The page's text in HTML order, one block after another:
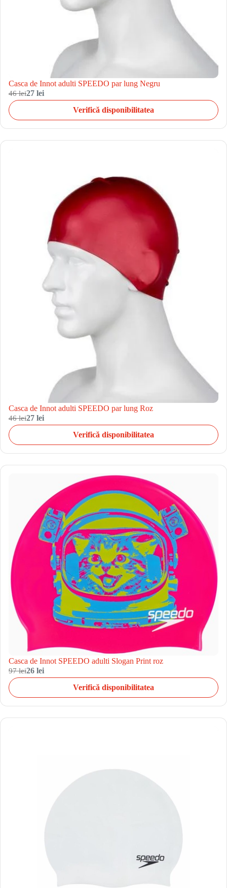
Casca de Innot adulti SPEEDO par lung Negru
46 lei27 lei
Verifică disponibilitatea
Casca de Innot adulti SPEEDO par lung Roz
46 lei27 lei
Verifică disponibilitatea
Casca de Innot SPEEDO adulti Slogan Print roz
97 lei26 lei
Verifică disponibilitatea